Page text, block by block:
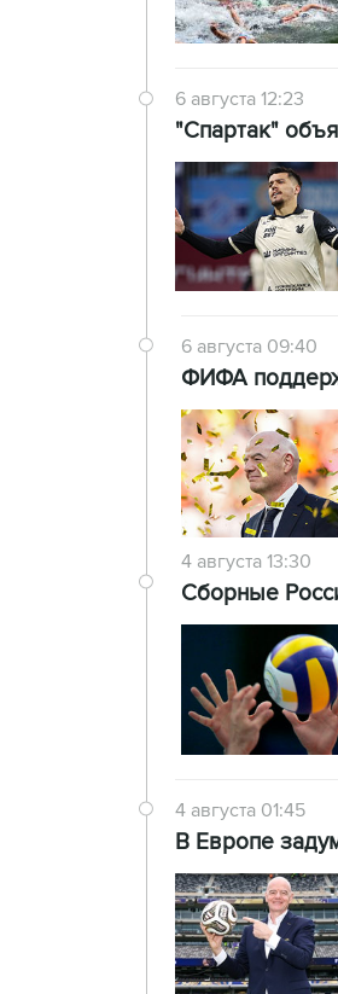
6 августа 12:23
"Спартак"
6 августа 09:40
ФИФА
4 августа 13:30
Сборные
4 августа 01:45
В Европе